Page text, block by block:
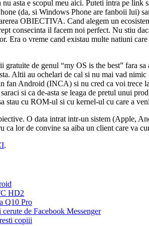
nu asta e scopul meu aici. Puteti intra pe
(da, si Windows Phone are fanboii lui)
OBIECTIVA. Cand alegem un
consecinta il facem noi perfect. Nu stiu
Era o vreme cand existau multe natiuni
gratuite de genul “my OS is the best” fara
Altii au ochelari de cal si nu mai vad
fan Android (INCA) si nu cred ca voi trece
si ca de-asta se leaga de pretul unui
stau cu ROM-ul si cu kernel-ul cu care a
O data intrat intr-un sistem (Apple,
ca lor de convine sa aiba un client care va
.
HD2
Q10 Pro
de Facebook Messenger
copiii